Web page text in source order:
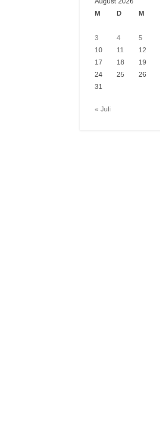
M
D M
3
4 5
10
11 12
17
18 19
24
25 26
31
« Juli